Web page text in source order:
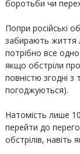
боротьби чи
Попри російські
забирають життя
потрібно все
якщо обстріли
повністю згодні
погоджуються).
Натомість лише
перейти до
обстрілів, навіть